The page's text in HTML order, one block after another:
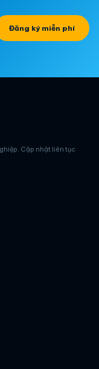
Đăng ký miễn phí
Cập nhật liên tục